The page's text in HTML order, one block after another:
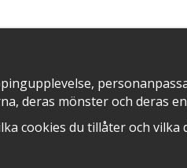
deras mönster och deras
cookies du tillåter och